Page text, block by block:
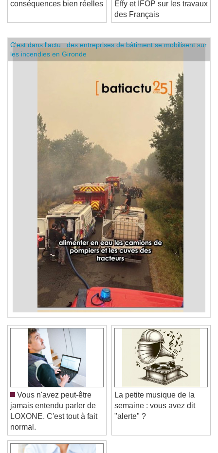
conséquences bien réelles
Effy et IFOP sur les travaux
des Français
C'est dans l'actu : des entreprises de bâtiment se mobilisent sur
les incendies en Gironde
Vous n'avez peut-être
jamais entendu parler de
LOXONE. C'est tout à fait
normal.
La petite musique de la
semaine : vous avez dit
"alerte" ?